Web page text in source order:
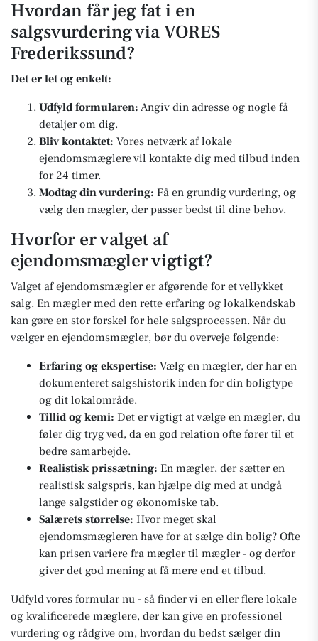
Hvordan får jeg fat i en
salgsvurdering via VORES
Frederikssund?
Det er let og enkelt:
Udfyld formularen: Angiv din adresse og nogle få
detaljer om dig.
Bliv kontaktet: Vores netværk af lokale
ejendomsmæglere vil kontakte dig med tilbud inden
for 24 timer.
Modtag din vurdering: Få en grundig vurdering, og
vælg den mægler, der passer bedst til dine behov.
Hvorfor er valget af
ejendomsmægler vigtigt?
Valget af ejendomsmægler er afgørende for et vellykket
salg. En mægler med den rette erfaring og lokalkendskab
kan gøre en stor forskel for hele salgsprocessen. Når du
vælger en ejendomsmægler, bør du overveje følgende:
Erfaring og ekspertise: Vælg en mægler, der har en
dokumenteret salgshistorik inden for din boligtype
og dit lokalområde.
Tillid og kemi: Det er vigtigt at vælge en mægler, du
føler dig tryg ved, da en god relation ofte fører til et
bedre samarbejde.
Realistisk prissætning: En mægler, der sætter en
realistisk salgspris, kan hjælpe dig med at undgå
lange salgstider og økonomiske tab.
Salærets størrelse: Hvor meget skal
ejendomsmægleren have for at sælge din bolig? Ofte
kan prisen variere fra mægler til mægler - og derfor
giver det god mening at få mere end et tilbud.
Udfyld vores formular nu - så finder vi en eller flere lokale
og kvalificerede mæglere, der kan give en professionel
vurdering og rådgive om, hvordan du bedst sælger din